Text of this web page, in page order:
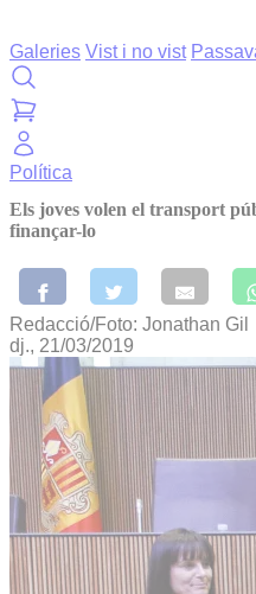
Galeries Vist i no vist
Política
Els joves volen el transport
finançar-lo
Redacció/Foto: Jonathan Gil
dj., 21/03/2019